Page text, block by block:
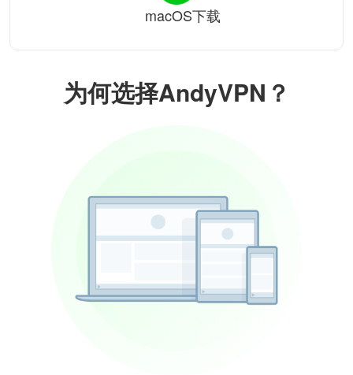
为何选择AndyVPN？
macOS下载